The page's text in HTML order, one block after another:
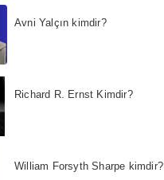
Avni Yalçın kimdir?
Richard R. Ernst Kimdir?
William Forsyth Sharpe kimdir?